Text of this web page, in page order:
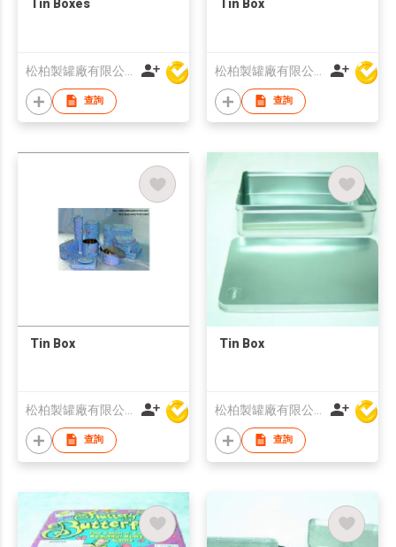
Tin Boxes
查詢
Tin Box
查詢
Tin Box
查詢
Tin Box
查詢